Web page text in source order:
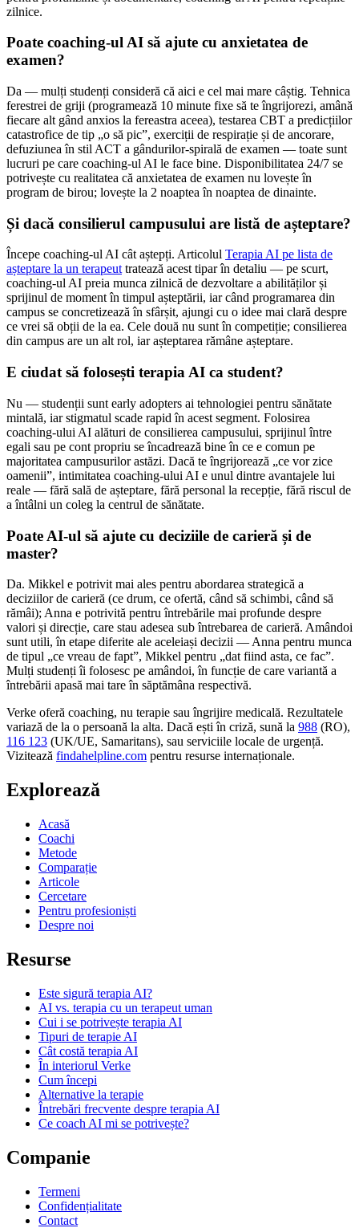
zilnice.
Poate coaching-ul AI să ajute cu anxietatea de
examen?
Da — mulți studenți consideră că aici e cel mai mare câștig. Tehnica
ferestrei de griji (programează 10 minute fixe să te îngrijorezi, amână
fiecare alt gând anxios la fereastra aceea), testarea CBT a predicțiilor
catastrofice de tip „o să pic”, exerciții de respirație și de ancorare,
defuziunea în stil ACT a gândurilor-spirală de examen — toate sunt
lucruri pe care coaching-ul AI le face bine. Disponibilitatea 24/7 se
potrivește cu realitatea că anxietatea de examen nu lovește în
program de birou; lovește la 2 noaptea în noaptea de dinainte.
Și dacă consilierul campusului are listă de așteptare?
Începe coaching-ul AI cât aștepți. Articolul Terapia AI pe lista de
așteptare la un terapeuttratează acest tipar în detaliu — pe scurt,
coaching-ul AI preia munca zilnică de dezvoltare a abilităților și
sprijinul de moment în timpul așteptării, iar când programarea din
campus se concretizează în sfârșit, ajungi cu o idee mai clară despre
ce vrei să obții de la ea. Cele două nu sunt în competiție; consilierea
din campus are un alt rol, iar așteptarea rămâne așteptare.
E ciudat să folosești terapia AI ca student?
Nu — studenții sunt early adopters ai tehnologiei pentru sănătate
mintală, iar stigmatul scade rapid în acest segment. Folosirea
coaching-ului AI alături de consilierea campusului, sprijinul între
egali sau pe cont propriu se încadrează bine în ce e comun pe
majoritatea campusurilor astăzi. Dacă te îngrijorează „ce vor zice
oamenii”, intimitatea coaching-ului AI e unul dintre avantajele lui
reale — fără sală de așteptare, fără personal la recepție, fără riscul de
a întâlni un coleg la centrul de sănătate.
Poate AI-ul să ajute cu deciziile de carieră și de
master?
Da. Mikkel e potrivit mai ales pentru abordarea strategică a
deciziilor de carieră (ce drum, ce ofertă, când să schimbi, când să
rămâi); Anna e potrivită pentru întrebările mai profunde despre
valori și direcție, care stau adesea sub întrebarea de carieră. Amândoi
sunt utili, în etape diferite ale aceleiași decizii — Anna pentru munca
de tipul „ce vreau de fapt”, Mikkel pentru „dat fiind asta, ce fac”.
Mulți studenți îi folosesc pe amândoi, în funcție de care variantă a
întrebării apasă mai tare în săptămâna respectivă.
Verke oferă coaching, nu terapie sau îngrijire medicală. Rezultatele
variază de la o persoană la alta. Dacă ești în criză, sună la 988 (RO),
116 123 (UK/UE, Samaritans), sau serviciile locale de urgență.
Vizitează findahelpline.com pentru resurse internaționale.
Explorează
Acasă
Coachi
Metode
Comparație
Articole
Cercetare
Pentru profesioniști
Despre noi
Resurse
Este sigură terapia AI?
AI vs. terapia cu un terapeut uman
Cui i se potrivește terapia AI
Tipuri de terapie AI
Cât costă terapia AI
În interiorul Verke
Cum începi
Alternative la terapie
Întrebări frecvente despre terapia AI
Ce coach AI mi se potrivește?
Companie
Termeni
Confidențialitate
Contact